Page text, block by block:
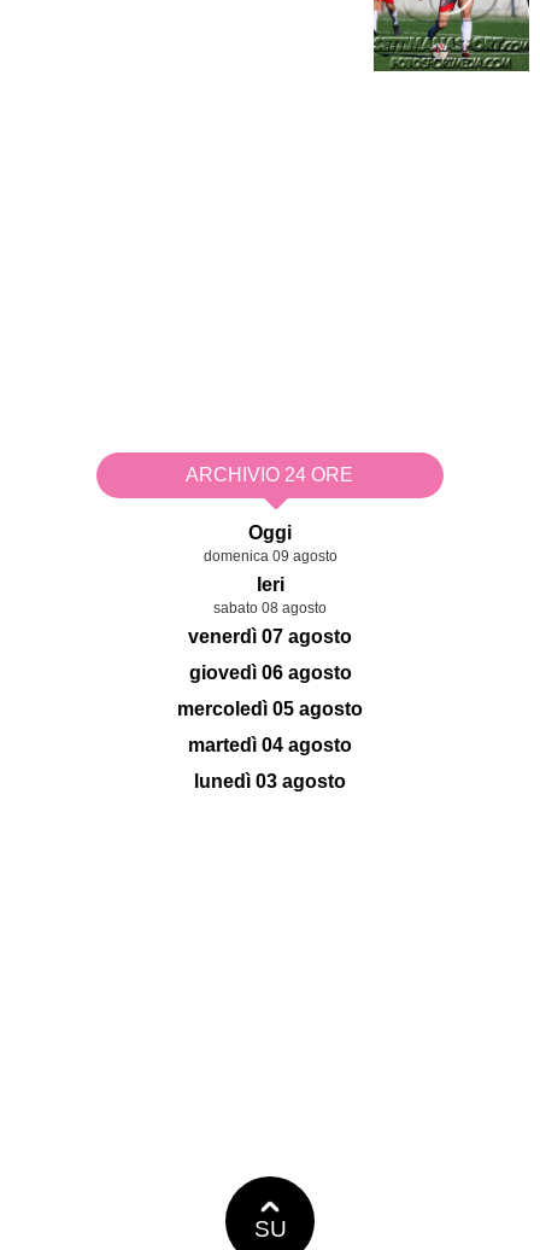
ARCHIVIO 24 ORE
Oggi
domenica 09 agosto
Ieri
sabato 08 agosto
venerdì 07 agosto
giovedì 06 agosto
mercoledì 05 agosto
martedì 04 agosto
lunedì 03 agosto
SU